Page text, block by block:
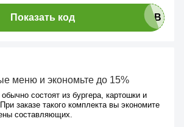
Показать код
меню и экономьте до 15%
состоят из бургера, картошки и
заказе такого комплекта вы экономите
составляющих.